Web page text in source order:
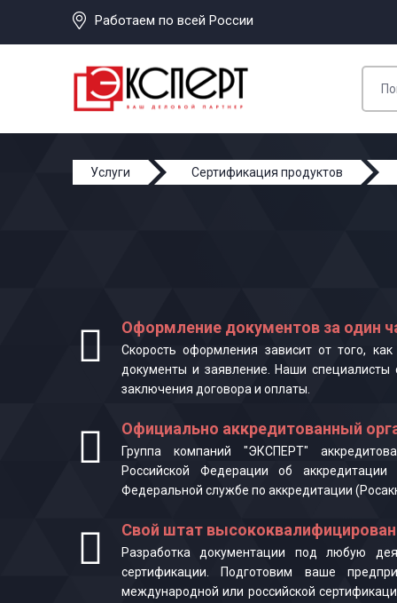
Работаем по всей России
Услуги Сертификация продуктов
Оформление документов за один
Скорость оформления зависит от того,
документы и заявление. Наши
заключения договора и оплаты.
Официально аккредитованный
Группа компаний "ЭКСПЕРТ"
Российской Федерации об
Федеральной службе по аккредитации
Свой штат
Разработка документации под любую
сертификации. Подготовим ваше
международной или российской